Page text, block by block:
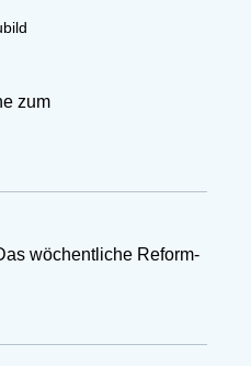
zum
wöchentliche Reform-